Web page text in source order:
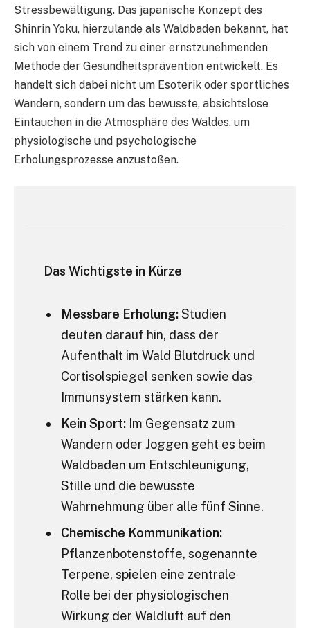
Stressbewältigung. Das japanische Konzept des
Shinrin Yoku, hierzulande als Waldbaden bekannt, hat
sich von einem Trend zu einer ernstzunehmenden
Methode der Gesundheitsprävention entwickelt. Es
handelt sich dabei nicht um Esoterik oder sportliches
Wandern, sondern um das bewusste, absichtslose
Eintauchen in die Atmosphäre des Waldes, um
physiologische und psychologische
Erholungsprozesse anzustoßen.
Das Wichtigste in Kürze
Messbare Erholung:Studien
deuten darauf hin, dass der
Aufenthalt im Wald Blutdruck und
Cortisolspiegel senken sowie das
Immunsystem stärken kann.
Kein Sport:Im Gegensatz zum
Wandern oder Joggen geht es beim
Waldbaden um Entschleunigung,
Stille und die bewusste
Wahrnehmung über alle fünf Sinne.
Chemische Kommunikation:
Pflanzenbotenstoffe, sogenannte
Terpene, spielen eine zentrale
Rolle bei der physiologischen
Wirkung der Waldluft auf den